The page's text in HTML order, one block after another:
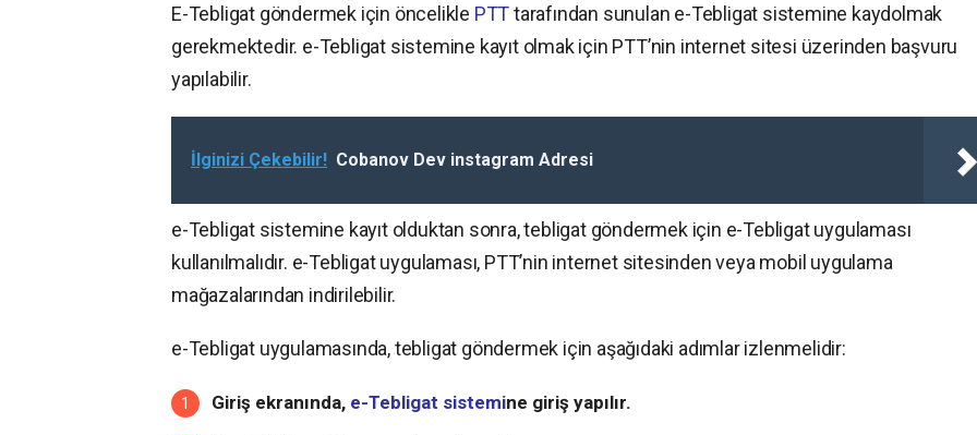
E-Tebligat göndermek için öncelikle PTTtarafından sunulan e-Tebligat sistemine kaydolmak
gerekmektedir. e-Tebligat sistemine kayıt olmak için PTT’nin internet sitesi üzerinden başvuru
yapılabilir.
İlginizi Çekebilir! Cobanov Dev instagram Adresi
e-Tebligat sistemine kayıt olduktan sonra, tebligat göndermek için e-Tebligat uygulaması
kullanılmalıdır. e-Tebligat uygulaması, PTT’nin internet sitesinden veya mobil uygulama
mağazalarından indirilebilir.
e-Tebligat uygulamasında, tebligat göndermek için aşağıdaki adımlar izlenmelidir:
Giriş ekranında, e-Tebligat sistemine giriş yapılır.